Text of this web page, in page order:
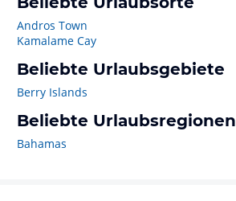
Andros Town
Kamalame Cay
Beliebte Urlaubsgebiete
Berry Islands
Beliebte Urlaubsregionen
Bahamas